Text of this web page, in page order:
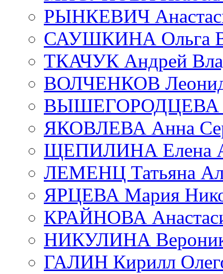
РЫНКЕВИЧ
САУШКИНА Ольга
ТКАЧУК Андрей
ВОЛЧЕНКОВ Леонид
ВЫШЕГОРОДЦЕВА
ЯКОВЛЕВА Анна
ЩЕПИЛИНА Елена
ЛЕМЕНЦ Татьяна
ЯРЦЕВА Мария
КРАЙНОВА
НИКУЛИНА
ГАЛИН Кирилл